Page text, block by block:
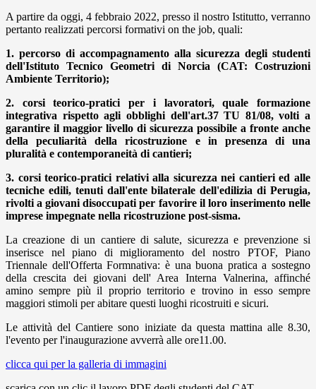
A partire da oggi, 4 febbraio 2022, presso il nostro Istitutto, verranno
pertanto realizzati percorsi formativi on the job, quali:
1. percorso di accompagnamento alla sicurezza degli studenti
dell'Istituto Tecnico Geometri di Norcia (CAT: Costruzioni
Ambiente Territorio);
2. corsi teorico-pratici per i lavoratori, quale formazione
integrativa rispetto agli obblighi dell'art.37 TU 81/08, volti a
garantire il maggior livello di sicurezza possibile a fronte anche
della peculiarità della ricostruzione e in presenza di una
pluralità e contemporaneità di cantieri;
3. corsi teorico-pratici relativi alla sicurezza nei cantieri ed alle
tecniche edili, tenuti dall'ente bilaterale dell'edilizia di Perugia,
rivolti a giovani disoccupati per favorire il loro inserimento nelle
imprese impegnate nella ricostruzione post-sisma.
La creazione di un cantiere di salute, sicurezza e prevenzione si
inserisce nel piano di miglioramento del nostro PTOF, Piano
Triennale dell'Offerta Formnativa: è una buona pratica a sostegno
della crescita dei giovani dell' Area Interna Valnerina, affinché
amino sempre più il proprio territorio e trovino in esso sempre
maggiori stimoli per abitare questi luoghi ricostruiti e sicuri.
Le attività del Cantiere sono iniziate da questa mattina alle 8.30,
l'evento per l'inaugurazione avverrà alle ore11.00.
clicca qui per la galleria di immagini